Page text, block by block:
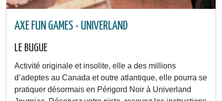
AXE FUN GAMES - UNIVERLAND
LE BUGUE
Activité originale et insolite, elle a des millions
d’adeptes au Canada et outre atlantique, elle pourra se
pratiquer désormais en Périgord Noir à Univerland